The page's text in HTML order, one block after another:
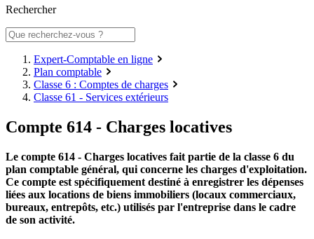
Rechercher
Expert-Comptable en ligne
Plan comptable
Classe 6 : Comptes de charges
Classe 61 - Services extérieurs
Compte 614 - Charges locatives
Le compte 614 - Charges locatives fait partie de la classe 6 du
plan comptable général, qui concerne les charges d'exploitation.
Ce compte est spécifiquement destiné à enregistrer les dépenses
liées aux locations de biens immobiliers (locaux commerciaux,
bureaux, entrepôts, etc.) utilisés par l'entreprise dans le cadre
de son activité.